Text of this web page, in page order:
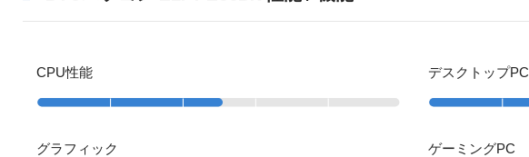
CPU性能
グラフィック
デスクトップPC
ゲーミングPC